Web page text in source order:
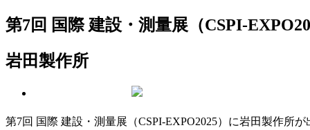
第7回 国際 建設・測量展（CSPI-
岩田製作所
第7回 国際 建設・測量展（CSPI-EXPO2025）に岩田製作所